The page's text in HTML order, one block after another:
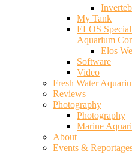
My Tank
ELOS
Aquarium
Elos
Software
Video
Fresh Water
Reviews
Photography
Photography
Marine
About
Events &